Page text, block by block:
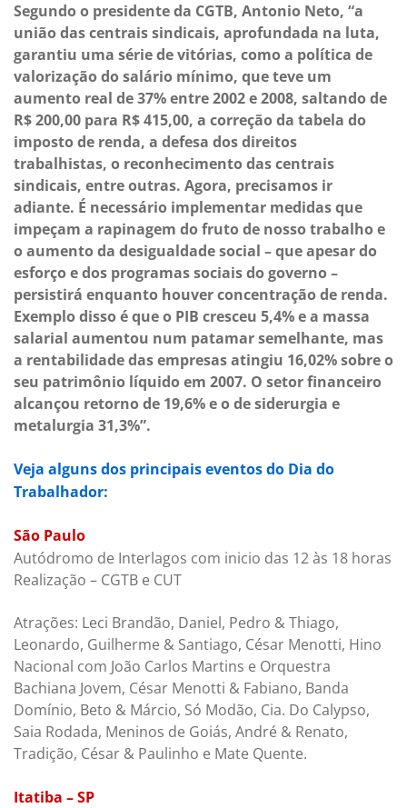
Segundo o presidente da CGTB, Antonio Neto, “a
união das centrais sindicais, aprofundada na luta,
garantiu uma série de vitórias, como a política de
valorização do salário mínimo, que teve um
aumento real de 37% entre 2002 e 2008, saltando de
R$ 200,00 para R$ 415,00, a correção da tabela do
imposto de renda, a defesa dos direitos
trabalhistas, o reconhecimento das centrais
sindicais, entre outras. Agora, precisamos ir
adiante. É necessário implementar medidas que
impeçam a rapinagem do fruto de nosso trabalho e
o aumento da desigualdade social – que apesar do
esforço e dos programas sociais do governo –
persistirá enquanto houver concentração de renda.
Exemplo disso é que o PIB cresceu 5,4% e a massa
salarial aumentou num patamar semelhante, mas
a rentabilidade das empresas atingiu 16,02% sobre o
seu patrimônio líquido em 2007. O setor financeiro
alcançou retorno de 19,6% e o de siderurgia e
metalurgia 31,3%”.
Veja alguns dos principais eventos do Dia do
Trabalhador:
São Paulo
Autódromo de Interlagos com inicio das 12 às 18 horas
Realização – CGTB e CUT
Atrações: Leci Brandão, Daniel, Pedro & Thiago,
Leonardo, Guilherme & Santiago, César Menotti, Hino
Nacional com João Carlos Martins e Orquestra
Bachiana Jovem, César Menotti & Fabiano, Banda
Domínio, Beto & Márcio, Só Modão, Cia. Do Calypso,
Saia Rodada, Meninos de Goiás, André & Renato,
Tradição, César & Paulinho e Mate Quente.
Itatiba – SP